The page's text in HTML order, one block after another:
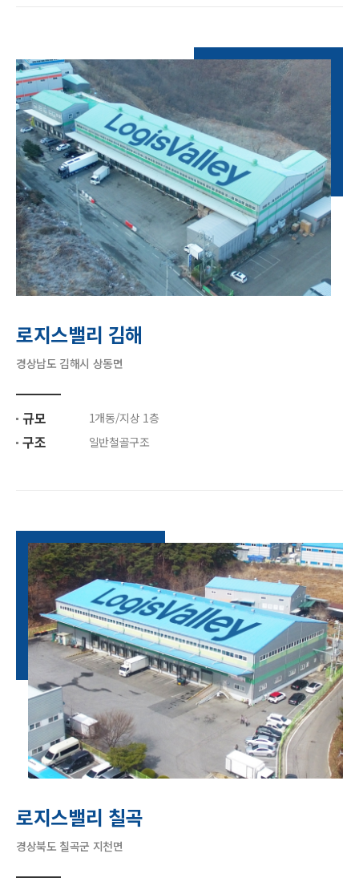
로지스밸리 김해
경상남도 김해시 상동면
규모 1개동/지상 1층
구조 일반철골구조
로지스밸리 칠곡
경상북도 칠곡군 지천면